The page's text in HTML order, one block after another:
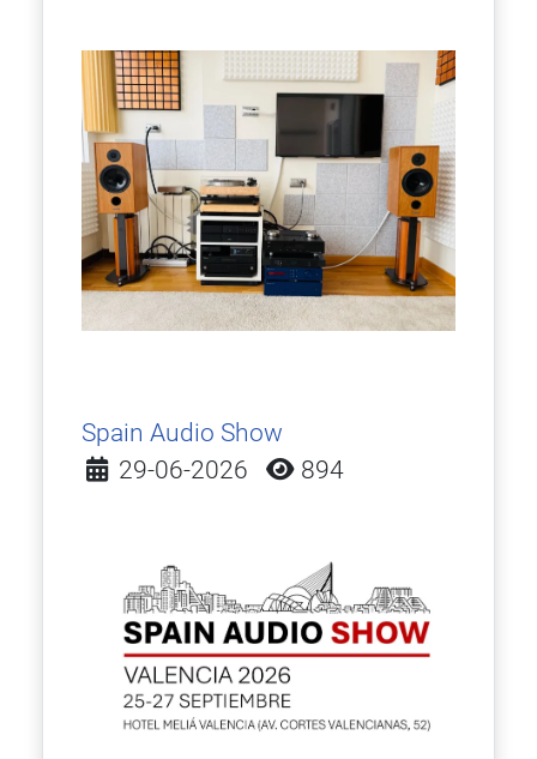
Spain Audio Show
Detalles
29-06-2026 894